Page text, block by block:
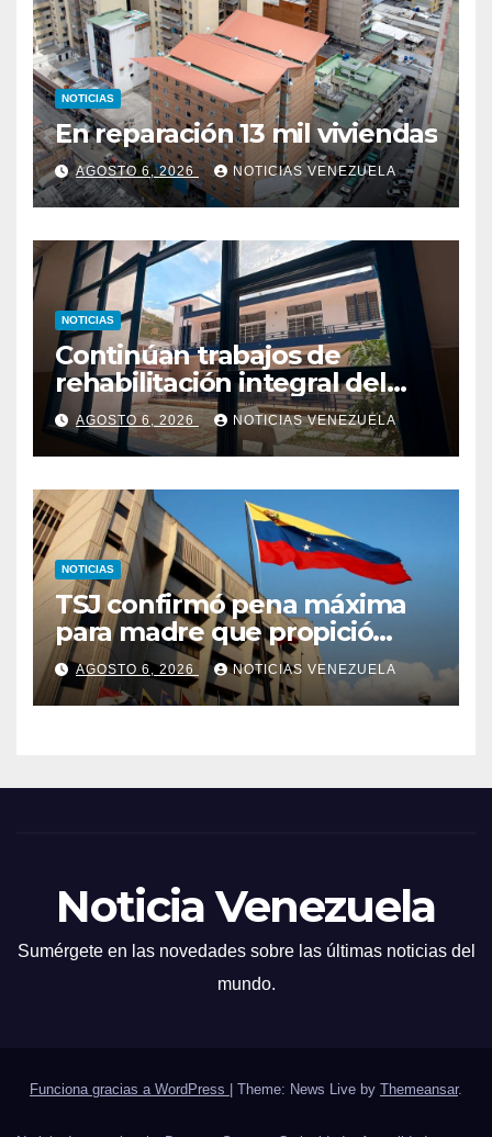
NOTICIAS
En reparación 13 mil viviendas
AGOSTO 6, 2026 NOTICIAS VENEZUELA
NOTICIAS
Continúan trabajos de
rehabilitación integral del
Hospital El Algodonal en
Caracas
AGOSTO 6, 2026 NOTICIAS VENEZUELA
NOTICIAS
TSJ confirmó pena máxima
para madre que propició
abuso y asesinato de su hijo
AGOSTO 6, 2026 NOTICIAS VENEZUELA
Noticia Venezuela
Sumérgete en las novedades sobre las últimas noticias del
mundo.
Funciona gracias a WordPress Theme: News Live by Themeansar.